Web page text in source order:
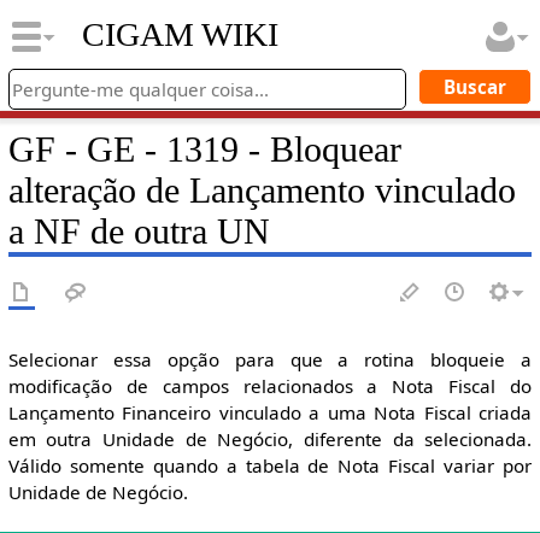
CIGAM WIKI
GF - GE - 1319 - Bloquear
alteração de Lançamento vinculado
a NF de outra UN
Selecionar essa opção para que a rotina bloqueie a
modificação de campos relacionados a Nota Fiscal do
Lançamento Financeiro vinculado a uma Nota Fiscal criada
em outra Unidade de Negócio, diferente da selecionada.
Válido somente quando a tabela de Nota Fiscal variar por
Unidade de Negócio.